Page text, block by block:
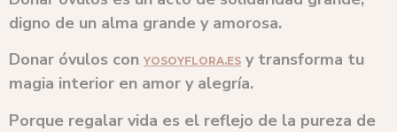
digno de un alma grande y amorosa.
Donar óvulos con YOSOYFLORA.ES y transforma tu
magia interior en amor y alegría.
Porque regalar vida es el reflejo de la pureza de